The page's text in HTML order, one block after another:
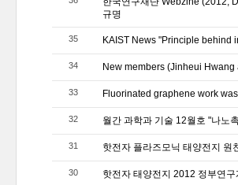
규명
35 KAIST News "Principle behind
34 New members (Jinheui
33 Fluorinated graphene work
32 월간 과학과 기술 12월호 "나노
31 핫전자 플라즈모닉 태양전지
30 핫전자 태양전지 2012 정부연